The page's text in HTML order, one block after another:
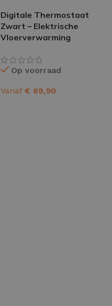
Digitale Thermostaat
Zwart – Elektrische
Vloerverwarming
Op voorraad
Vanaf € 69,90